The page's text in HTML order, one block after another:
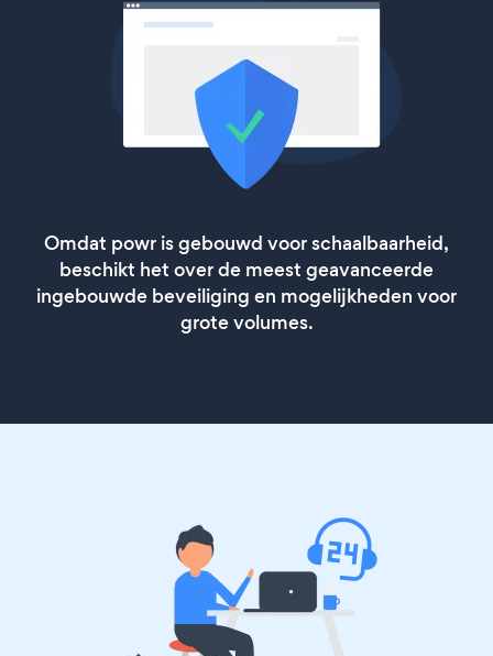
Omdat powr is gebouwd voor schaalbaarheid,
beschikt het over de meest geavanceerde
ingebouwde beveiliging en mogelijkheden voor
grote volumes.